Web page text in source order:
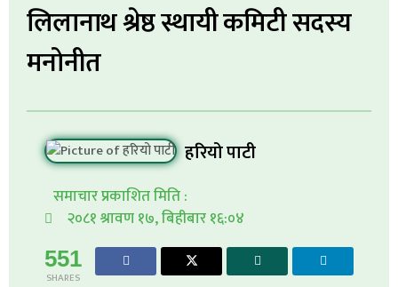
लिलानाथ श्रेष्ठ स्थायी कमिटी सदस्य
मनोनीत
हरियो पाटी
समाचार प्रकाशित मिति :
२०८१ श्रावण १७, बिहीबार १६:०४
551
SHARES